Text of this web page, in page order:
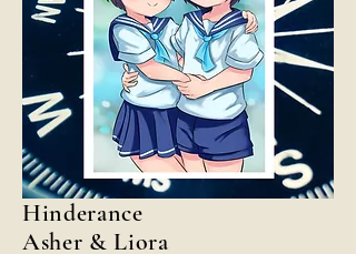
Hinderance
Asher & Liora